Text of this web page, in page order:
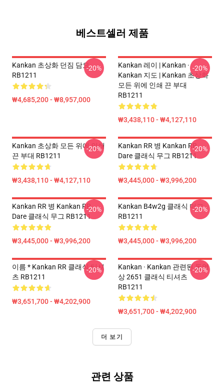
베스트셀러 제품
Kankan 초상화 던짐 담요
RB1211
₩4,685,200 - ₩8,957,000
-20%
Kankan 레이 | Kankan ·
Kankan 지도 | Kankan 초상화
모든 위에 인쇄 끈 부대
RB1211
₩3,438,110 - ₩4,127,110
-20%
Kankan 초상화 모든 위에 인쇄
끈 부대 RB1211
₩3,438,110 - ₩4,127,110
-20%
Kankan RR 병 Kankan RR
Dare 클래식 무그 RB1211
₩3,445,000 - ₩3,996,200
-20%
Kankan RR 병 Kankan RR
Dare 클래식 무그 RB1211
₩3,445,000 - ₩3,996,200
-20%
Kankan B4w2g 클래식 머그
RB1211
₩3,445,000 - ₩3,996,200
-20%
이름 * Kankan RR 클래식 티셔
츠 RB1211
₩3,651,700 - ₩4,202,900
-20%
Kankan · Kankan 관련된 동영
상 2651 클래식 티셔츠
RB1211
₩3,651,700 - ₩4,202,900
-20%
더 보기
관련 상품